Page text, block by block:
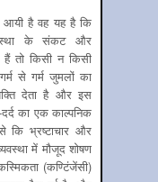
आयी है वह यह है कि
के संकट और
तो किसी न किसी
से गर्म जुमलों का
देता है और इस
का एक काल्पनिक
भ्रष्टाचार और
में मौजूद शोषण
(कण्टिंजेंसी)